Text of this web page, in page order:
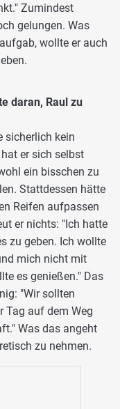
Zumindest
gelungen. Was
wollte er auch
daran, Raul zu
sicherlich kein
er sich selbst
ein bisschen zu
Stattdessen hätte
Reifen aufpassen
er nichts: "Ich hatte
zu geben. Ich wollte
mich nicht mit
es genießen." Das
"Wir sollten
Tag auf dem Weg
Was das angeht
zu nehmen.